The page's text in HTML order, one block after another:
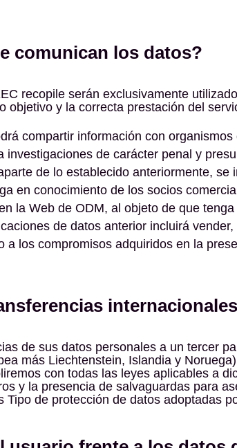
comunican los datos?
recopile serán exclusivamente
objetivo y la correcta prestación del
compartir información con
investigaciones de carácter penal y
de lo establecido anteriormente,
en conocimiento de los socios
la Web de ODM, al objeto de que
de datos anterior incluirá
a los compromisos adquiridos en la
de sus datos personales a un tercer
más Liechtenstein, Islandia y
con todas las leyes aplicables a
y la presencia de salvaguardas para
Tipo de protección de datos adoptadas